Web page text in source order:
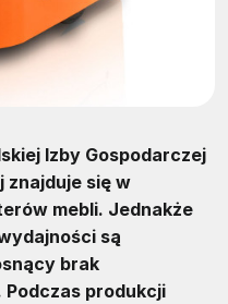
Izby Gospodarczej
znajduje się w
mebli. Jednakże
są
brak
produkcji